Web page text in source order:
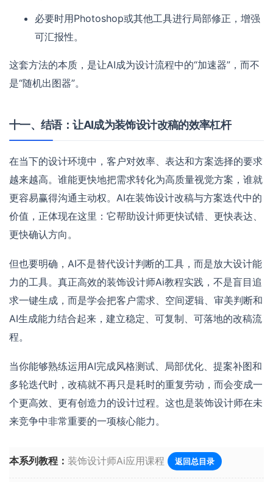
必要时用Photoshop或其他工具进行局部修正，增强
可汇报性。
这套方法的本质，是让AI成为设计流程中的“加速器”，而不
是“随机出图器”。
十一、结语：让AI成为装饰设计改稿的效率杠杆
在当下的设计环境中，客户对效率、表达和方案选择的要求
越来越高。谁能更快地把需求转化为高质量视觉方案，谁就
更容易赢得沟通主动权。AI在装饰设计改稿与方案迭代中的
价值，正体现在这里：它帮助设计师更快试错、更快表达、
更快确认方向。
但也要明确，AI不是替代设计判断的工具，而是放大设计能
力的工具。真正高效的装饰设计师Ai教程实践，不是盲目追
求一键生成，而是学会把客户需求、空间逻辑、审美判断和
AI生成能力结合起来，建立稳定、可复制、可落地的改稿流
程。
当你能够熟练运用AI完成风格测试、局部优化、提案补图和
多轮迭代时，改稿就不再只是耗时的重复劳动，而会变成一
个更高效、更有创造力的设计过程。这也是装饰设计师在未
来竞争中非常重要的一项核心能力。
本系列教程： 装饰设计师Ai应用课程 返回总目录